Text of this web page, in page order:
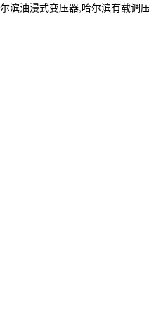
滨油浸式变压器,哈尔滨有载调